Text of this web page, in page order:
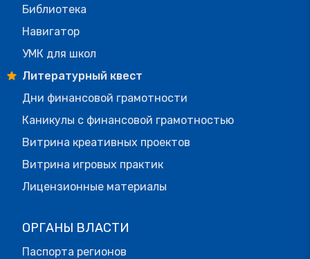
Библиотека
Навигатор
УМК для школ
Литературный квест
Дни финансовой грамотности
Каникулы с финансовой грамотностью
Витрина креативных проектов
Витрина игровых практик
Лицензионные материалы
ОРГАНЫ ВЛАСТИ
Паспорта регионов